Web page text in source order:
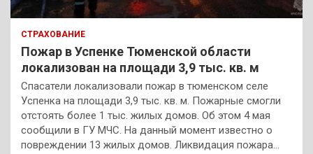
СТРАХОВАНИЕ
Пожар в Успенке Тюменской области
локализован на площади 3,9 тыс. кв. м
Спасатели локализовали пожар в тюменском селе
Успенка на площади 3,9 тыс. кв. м. Пожарные смогли
отстоять более 1 тыс. жилых домов. Об этом 4 мая
сообщили в ГУ МЧС. На данный момент известно о
повреждении 13 жилых домов. Ликвидация пожара…